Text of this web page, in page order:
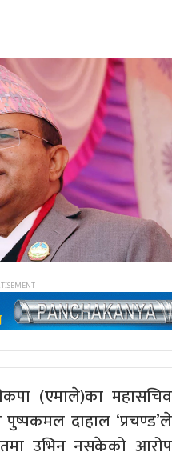
(एमाले)का महासचिव
दाहाल ‘प्रचण्ड’ले
उभिन नसकेको आरोप